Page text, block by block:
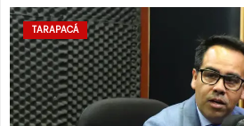
TARAPACÁ